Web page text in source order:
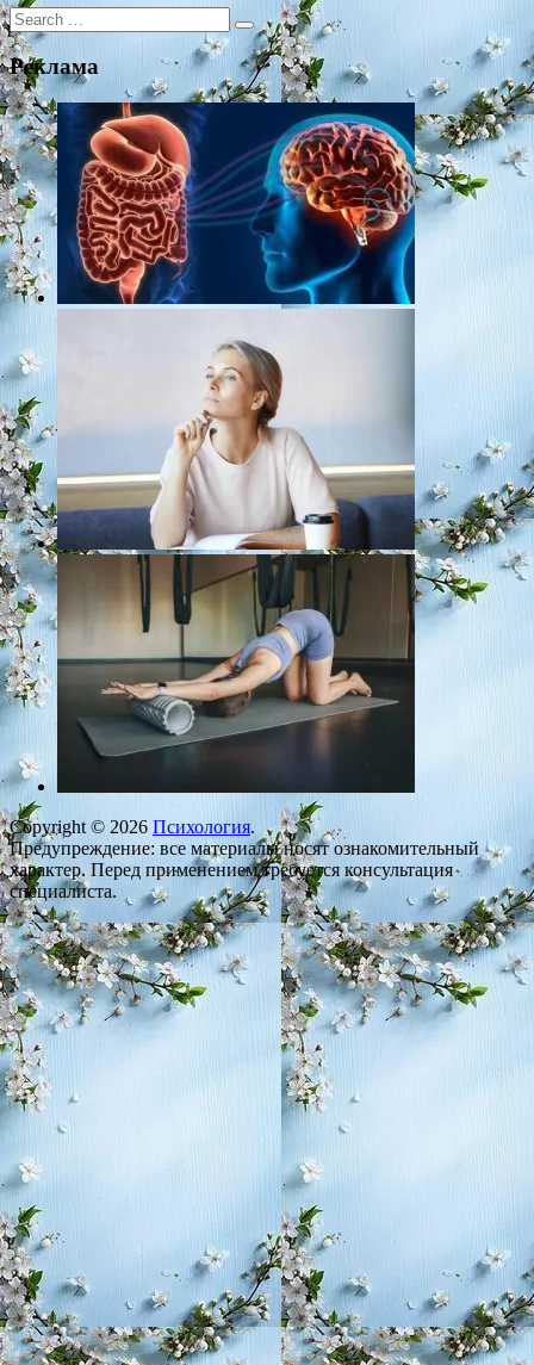
Search
for:
Реклама
Copyright © 2026 Психология.
Предупреждение: все материалы носят ознакомительный
характер. Перед применением требуется консультация
специалиста.